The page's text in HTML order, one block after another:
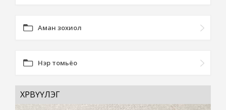
Аман зохиол
Нэр томьёо
ХӨРВҮҮЛЭГ